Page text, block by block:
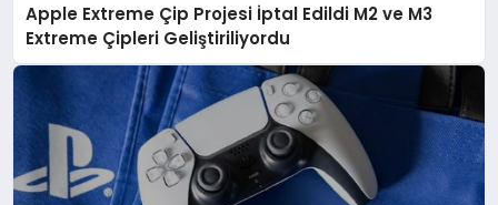
Apple Extreme Çip Projesi İptal Edildi M2 ve M3
Extreme Çipleri Geliştiriliyordu